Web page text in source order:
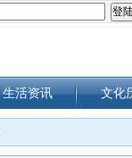
生活资讯 文化